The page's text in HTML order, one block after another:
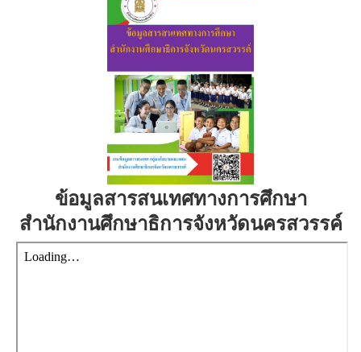
ข้อมูลสารสนเทศทางการศึกษา
สำนักงานศึกษาธิการจังหวัดนครสวรรค์